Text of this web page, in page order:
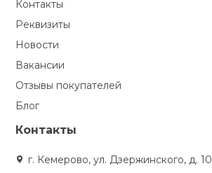
Контакты
Реквизиты
Новости
Вакансии
Отзывы покупателей
Блог
Контакты
г. Кемерово, ул. Дзержинского, д. 10